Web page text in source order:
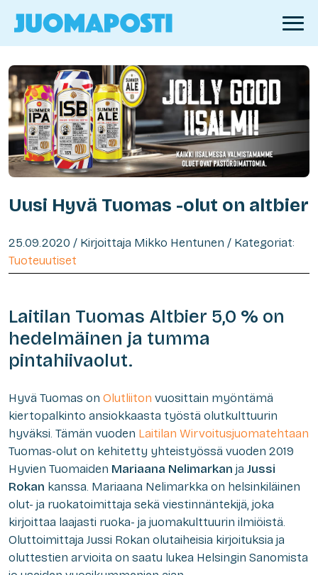
Uusi Hyvä Tuomas -olut on altbier
25.09.2020 / Kirjoittaja Mikko Hentunen / Kategoriat:
Tuoteuutiset
Laitilan Tuomas Altbier 5,0 % on
hedelmäinen ja tumma
pintahiivaolut.
Hyvä Tuomas on Olutliiton vuosittain myöntämä
kiertopalkinto ansiokkaasta työstä olutkulttuurin
hyväksi. Tämän vuoden Laitilan Wirvoitusjuomatehtaan
Tuomas-olut on kehitetty yhteistyössä vuoden 2019
Hyvien Tuomaiden Mariaana Nelimarkan ja Jussi
Rokan kanssa. Mariaana Nelimarkka on helsinkiläinen
olut- ja ruokatoimittaja sekä viestinnäntekijä, joka
kirjoittaa laajasti ruoka- ja juomakulttuurin ilmiöistä.
Oluttoimittaja Jussi Rokan olutaiheisia kirjoituksia ja
oluttestien arvioita on saatu lukea Helsingin Sanomista